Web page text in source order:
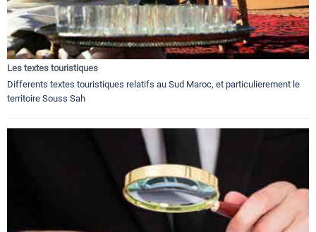
Les textes touristiques
Differents textes touristiques relatifs au Sud Maroc, et particulierement le
territoire Souss Sah